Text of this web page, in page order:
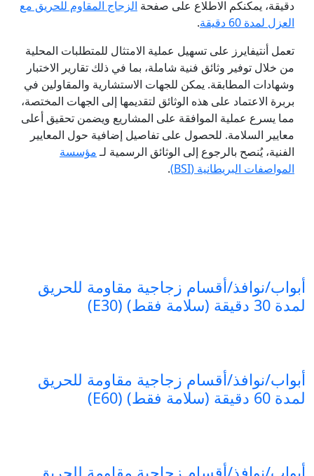
دقيقة، يمكنكم الاطلاع على صفحة الزجاج المقاوم للحريق مع
العزل لمدة 60 دقيقة
.
تعمل أنتيفايرز على تسهيل عملية الامتثال للمتطلبات المحلية
من خلال توفير وثائق فنية شاملة، بما في ذلك تقارير الاختبار
وشهادات المطابقة. يمكن للجهات الاستشارية والمقاولين في
بربرة الاعتماد على هذه الوثائق لتقديمها إلى الجهات المختصة،
مما يسرع عملية الموافقة على المشاريع ويضمن تحقيق أعلى
معايير السلامة. للحصول على تفاصيل إضافية حول المعايير
الفنية، يُنصح بالرجوع إلى الوثائق الرسمية لـمؤسسة
المواصفات البريطانية (BSI)
.
أبواب/نوافذ/أقسام زجاجية مقاومة للحريق
لمدة 30 دقيقة (سلامة فقط) (E30)
أبواب/نوافذ/أقسام زجاجية مقاومة للحريق
لمدة 60 دقيقة (سلامة فقط) (E60)